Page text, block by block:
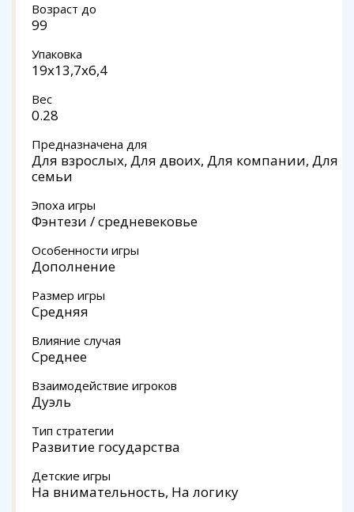
Возраст до
99
Упаковка
19x13,7x6,4
Вес
0.28
Предназначена для
Для взрослых, Для двоих, Для компании, Для
семьи
Эпоха игры
Фэнтези / средневековье
Особенности игры
Дополнение
Размер игры
Средняя
Влияние случая
Среднее
Взаимодействие игроков
Дуэль
Тип стратегии
Развитие государства
Детские игры
На внимательность, На логику